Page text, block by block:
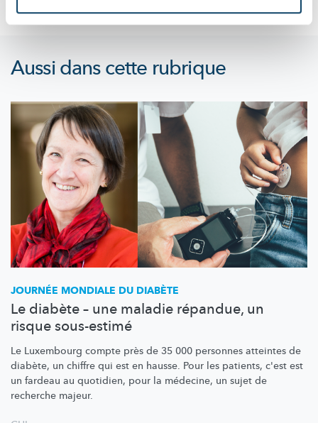
Aussi dans cette rubrique
JOURNÉE MONDIALE DU DIABÈTE
Le diabète – une maladie répandue, un
risque sous-estimé
Le Luxembourg compte près de 35 000 personnes atteintes de
diabète, un chiffre qui est en hausse. Pour les patients, c'est est
un fardeau au quotidien, pour la médecine, un sujet de
recherche majeur.